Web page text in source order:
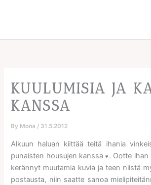
KUULUMISIA JA
KANSSA
By Mona / 31.5.2012
Alkuun haluan kiittää teitä ihania
punaisten housujen kanssa♥ . Ootte ihan
kerännyt muutamia kuvia ja teen niistä
postausta, niin saatte sanoa